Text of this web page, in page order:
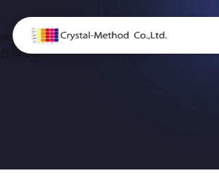
news
お知らせ